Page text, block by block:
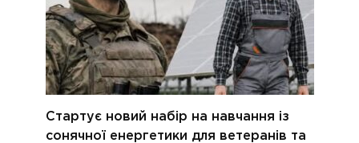
Стартує новий набір на навчання із
сонячної енергетики для ветеранів та